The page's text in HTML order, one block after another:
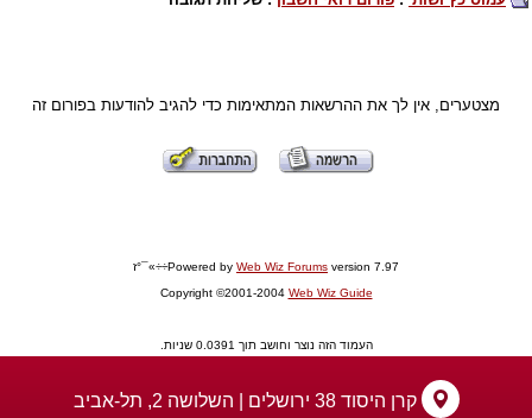
מצטערים, אין לך את ההרשאות המתאימות כדי להגיב להודעות בפורום זה
Powered by Web Wiz Forums version 7.97÷÷»¯°ז
Copyright ©2001-2004 Web Wiz Guide
העמוד הזה נוצר וחושב תוך 0.0391 שניות.
קרן היסוד 38 ירושלים | השלושה 2, תל-אביב